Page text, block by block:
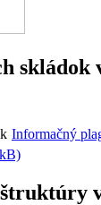
skládok
Informačný